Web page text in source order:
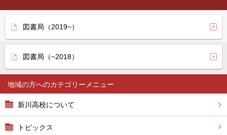
地域の方へ
新川高校について
トピックス
図書局（2019~）
図書局（~2018）